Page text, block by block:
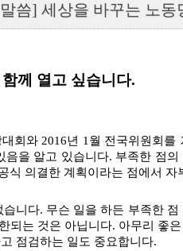
씀] 세상을 바꾸는 노
께 열고 싶습니다.
회와 2016년 1월 전국위원회
을 알고 있습니다. 부족한 점
식 의결한 계획이라는 점에서
니다. 무슨 일을 하든 부족한
되는 것은 아닙니다. 아무리 좋
점검하는 일도 중요합니다.